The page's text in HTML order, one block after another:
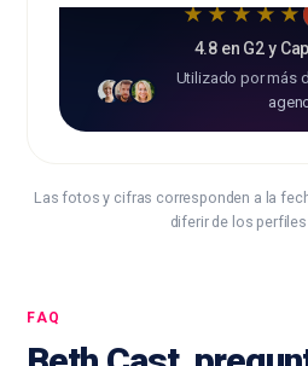
★★★★★
4.8 en G2 y
Utilizado por más
Las fotos y cifras corresponden a la
diferir de los
FAQ